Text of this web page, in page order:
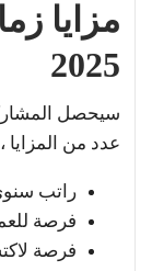
مزايا
2025
سيحصل
عدد من المزايا
راتب سنوي بحد
فرصة
فرصة